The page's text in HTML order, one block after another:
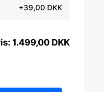
+39,00 DKK
1.499,00 DKK